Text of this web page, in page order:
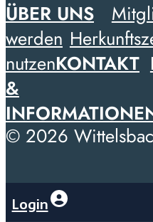
ÜBER UNS
werden
nutzenKONTAKT
&
© 2026
Login